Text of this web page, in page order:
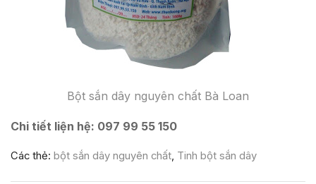
Bột sắn dây nguyên chất Bà Loan
Chi tiết liện hệ: 097 99 55 150
Các thẻ: bột sắn dây nguyên chất, Tinh bột sắn dây